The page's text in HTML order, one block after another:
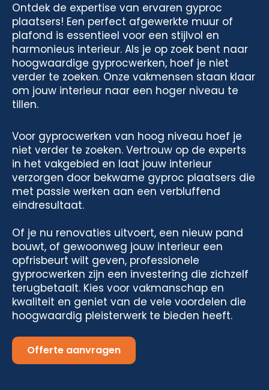
Ontdek de expertise van ervaren gyproc
plaatsers! Een perfect afgewerkte muur of
plafond is essentieel voor een stijlvol en
harmonieus interieur. Als je op zoek bent naar
hoogwaardige gyprocwerken, hoef je niet
verder te zoeken. Onze vakmensen staan klaar
om jouw interieur naar een hoger niveau te
tillen.
Voor gyprocwerken van hoog niveau hoef je
niet verder te zoeken. Vertrouw op de experts
in het vakgebied en laat jouw interieur
verzorgen door bekwame gyproc plaatsers die
met passie werken aan een verbluffend
eindresultaat.
Of je nu renovaties uitvoert, een nieuw pand
bouwt, of gewoonweg jouw interieur een
opfrisbeurt wilt geven, professionele
gyprocwerken zijn een investering die zichzelf
terugbetaalt. Kies voor vakmanschap en
kwaliteit en geniet van de vele voordelen die
hoogwaardig pleisterwerk te bieden heeft.
Offerte aanvragen